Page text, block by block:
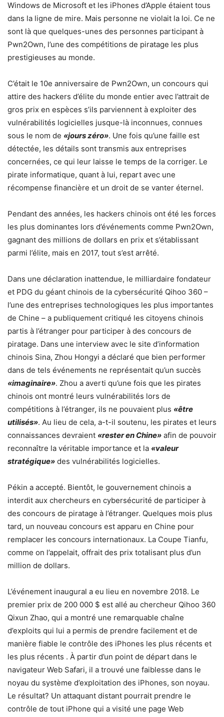
Windows de Microsoft et les iPhones d’Apple étaient tous
dans la ligne de mire. Mais personne ne violait la loi. Ce ne
sont là que quelques-unes des personnes participant à
Pwn2Own, l’une des compétitions de piratage les plus
prestigieuses au monde.
C’était le 10e anniversaire de Pwn2Own, un concours qui
attire des hackers d’élite du monde entier avec l’attrait de
gros prix en espèces s’ils parviennent à exploiter des
vulnérabilités logicielles jusque-là inconnues, connues
sous le nom de «jours zéro». Une fois qu’une faille est
détectée, les détails sont transmis aux entreprises
concernées, ce qui leur laisse le temps de la corriger. Le
pirate informatique, quant à lui, repart avec une
récompense financière et un droit de se vanter éternel.
Pendant des années, les hackers chinois ont été les forces
les plus dominantes lors d’événements comme Pwn2Own,
gagnant des millions de dollars en prix et s’établissant
parmi l’élite, mais en 2017, tout s’est arrêté.
Dans une déclaration inattendue, le milliardaire fondateur
et PDG du géant chinois de la cybersécurité Qihoo 360 –
l’une des entreprises technologiques les plus importantes
de Chine – a publiquement critiqué les citoyens chinois
partis à l’étranger pour participer à des concours de
piratage. Dans une interview avec le site d’information
chinois Sina, Zhou Hongyi a déclaré que bien performer
dans de tels événements ne représentait qu’un succès
«imaginaire». Zhou a averti qu’une fois que les pirates
chinois ont montré leurs vulnérabilités lors de
compétitions à l’étranger, ils ne pouvaient plus «être
utilisés». Au lieu de cela, a-t-il soutenu, les pirates et leurs
connaissances devraient «rester en Chine» afin de pouvoir
reconnaître la véritable importance et la «valeur
stratégique» des vulnérabilités logicielles.
Pékin a accepté. Bientôt, le gouvernement chinois a
interdit aux chercheurs en cybersécurité de participer à
des concours de piratage à l’étranger. Quelques mois plus
tard, un nouveau concours est apparu en Chine pour
remplacer les concours internationaux. La Coupe Tianfu,
comme on l’appelait, offrait des prix totalisant plus d’un
million de dollars.
L’événement inaugural a eu lieu en novembre 2018. Le
premier prix de 200 000 $ est allé au chercheur Qihoo 360
Qixun Zhao, qui a montré une remarquable chaîne
d’exploits qui lui a permis de prendre facilement et de
manière fiable le contrôle des iPhones les plus récents et
les plus récents . À partir d’un point de départ dans le
navigateur Web Safari, il a trouvé une faiblesse dans le
noyau du système d’exploitation des iPhones, son noyau.
Le résultat? Un attaquant distant pourrait prendre le
contrôle de tout iPhone qui a visité une page Web